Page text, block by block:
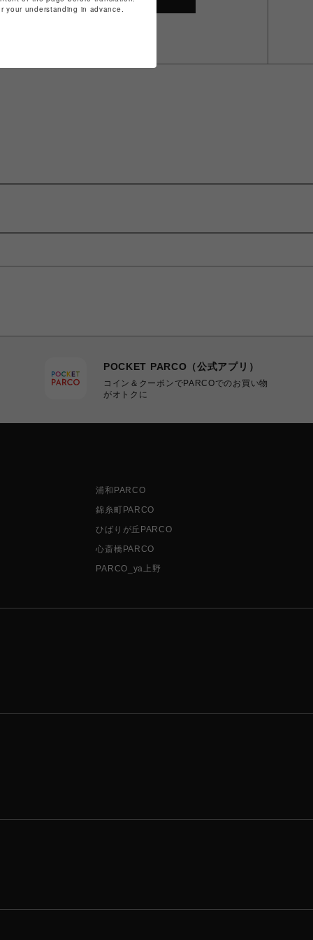
POCKET PARCO（公式アプリ）
コイン＆クーポンでPARCOでのお買い物
がオトクに
浦和PARCO
錦糸町PARCO
ひばりが丘PARCO
心斎橋PARCO
PARCO_ya上野
your understanding in advance.